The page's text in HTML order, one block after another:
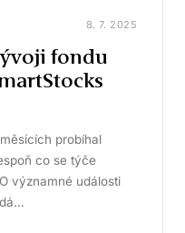
8. 7. 2025
fondu
probíhal
co se týče
významné události